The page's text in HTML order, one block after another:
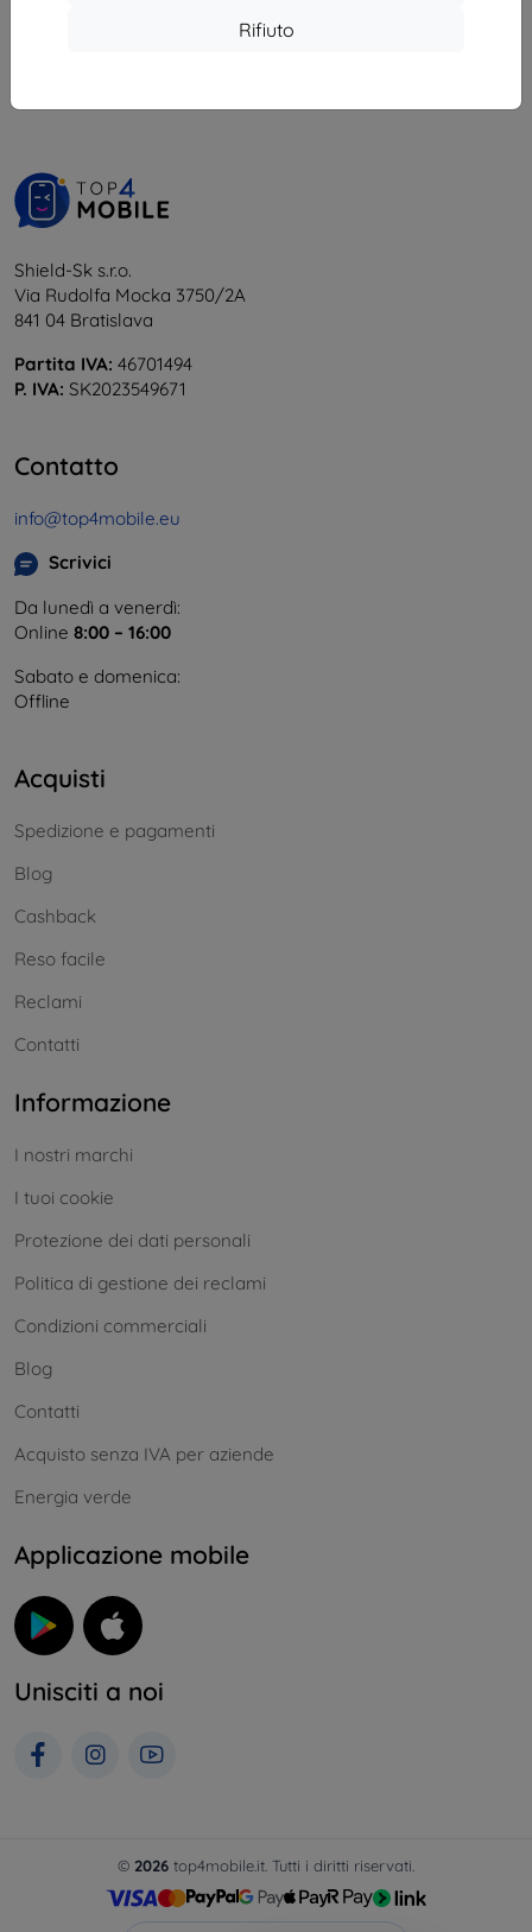
Rifiuto
Shield-Sk s.r.o.
Via Rudolfa Mocka 3750/2A
841 04 Bratislava
Partita IVA: 46701494
P. IVA: SK2023549671
Contatto
info@top4mobile.eu
Scrivici
Da lunedì a venerdì:
Online 8:00 – 16:00
Sabato e domenica:
Offline
Acquisti
Spedizione e pagamenti
Blog
Cashback
Reso facile
Reclami
Contatti
Informazione
I nostri marchi
I tuoi cookie
Protezione dei dati personali
Politica di gestione dei reclami
Condizioni commerciali
Blog
Contatti
Acquisto senza IVA per aziende
Energia verde
Applicazione mobile
Unisciti a noi
© 2026 top4mobile.it. Tutti i diritti riservati.